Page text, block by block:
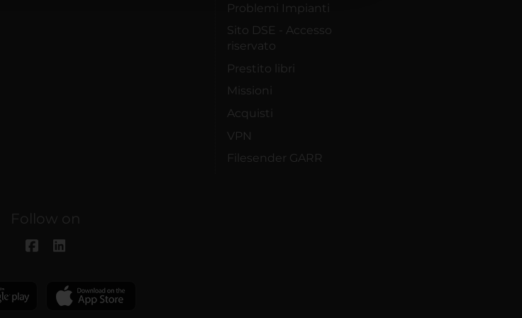
Problemi Impianti
Sito DSE - Accesso
riservato
Prestito libri
Missioni
Acquisti
VPN
Filesender GARR
Follow on